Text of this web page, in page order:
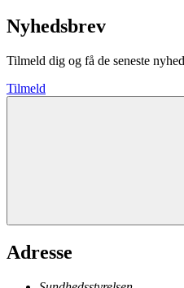
Nyhedsbrev
Tilmeld dig og få de seneste
Tilmeld
Adresse